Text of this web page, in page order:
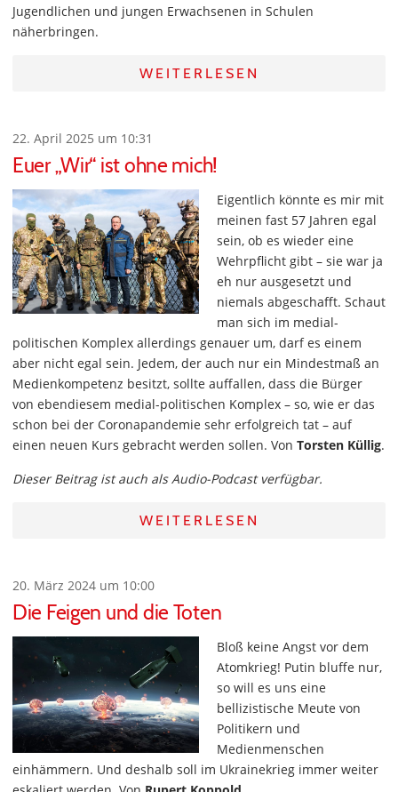
Jugendlichen und jungen Erwachsenen in Schulen
näherbringen.
WEITERLESEN
22. April 2025 um 10:31
Euer „Wir“ ist ohne mich!
Eigentlich könnte es mir mit
meinen fast 57 Jahren egal
sein, ob es wieder eine
Wehrpflicht gibt – sie war ja
eh nur ausgesetzt und
niemals abgeschafft. Schaut
man sich im medial-
politischen Komplex allerdings genauer um, darf es einem
aber nicht egal sein. Jedem, der auch nur ein Mindestmaß an
Medienkompetenz besitzt, sollte auffallen, dass die Bürger
von ebendiesem medial-politischen Komplex – so, wie er das
schon bei der Coronapandemie sehr erfolgreich tat – auf
einen neuen Kurs gebracht werden sollen. Von Torsten Küllig.
Dieser Beitrag ist auch als Audio-Podcast verfügbar.
WEITERLESEN
20. März 2024 um 10:00
Die Feigen und die Toten
Bloß keine Angst vor dem
Atomkrieg! Putin bluffe nur,
so will es uns eine
bellizistische Meute von
Politikern und
Medienmenschen
einhämmern. Und deshalb soll im Ukrainekrieg immer weiter